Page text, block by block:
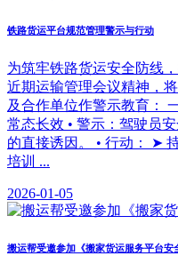
铁路货运平台规范管理警示与行动
为筑牢铁路货运安全防线
近期运输管理会议精神，
及合作单位作警示教育：
常态长效 • 警示：驾驶员
的直接诱因。 • 行动： ➤
培训 ...
2026-01-05
搬运帮受邀参加《搬家货运服务平台安